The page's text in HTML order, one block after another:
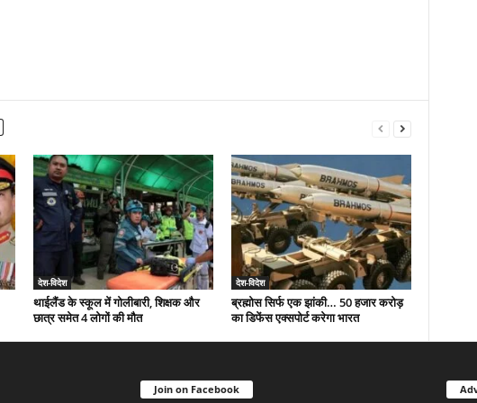
देश-विदेश
थाईलैंड के स्कूल में गोलीबारी, शिक्षक और
छात्र समेत 4 लोगों की मौत
देश-विदेश
ब्रह्मोस सिर्फ एक झांकी… 50 हजार करोड़
का डिफेंस एक्सपोर्ट करेगा भारत
Join on Facebook